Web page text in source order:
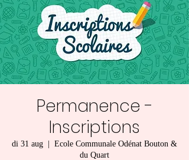
Permanence -
Inscriptions
di 31 aug
Ecole Communale Odénat Bouton &
du Quart